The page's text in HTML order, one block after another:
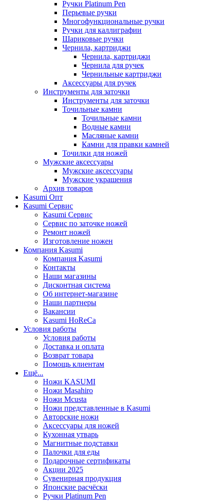
Ручки Platinum Pen
Перьевые ручки
Многофункциональные ручки
Ручки для каллиграфии
Шариковые ручки
Чернила, картриджи
Чернила, картриджи
Чернила для ручек
Чернильные картриджи
Аксессуары для ручек
Инструменты для заточки
Инструменты для заточки
Точильные камни
Точильные камни
Водные камни
Масляные камни
Камни для правки камней
Точилки для ножей
Мужские аксессуары
Мужские аксессуары
Мужские украшения
Архив товаров
Kasumi Опт
Кasumi Сервис
Кasumi Сервис
Сервис по заточке ножей
Ремонт ножей
Изготовление ножен
Компания Kasumi
Компания Kasumi
Контакты
Наши магазины
Дисконтная система
Об интернет-магазине
Наши партнеры
Вакансии
Kasumi HoReCa
Условия работы
Условия работы
Доставка и оплата
Возврат товара
Помощь клиентам
Ещё...
Ножи KASUMI
Ножи Masahiro
Ножи Mcusta
Ножи представленные в Kasumi
Авторские ножи
Аксессуары для ножей
Кухонная утварь
Магнитные подставки
Палочки для еды
Подарочные сертификаты
Акции 2025
Сувенирная продукция
Японские расчёски
Ручки Platinum Pen